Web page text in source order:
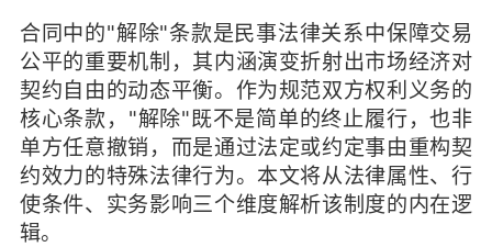
合同中的"解除"条款是民事法律关系中保障交易
公平的重要机制，其内涵演变折射出市场经济对
契约自由的动态平衡。作为规范双方权利义务的
核心条款，"解除"既不是简单的终止履行，也非
单方任意撤销，而是通过法定或约定事由重构契
约效力的特殊法律行为。本文将从法律属性、行
使条件、实务影响三个维度解析该制度的内在逻
辑。